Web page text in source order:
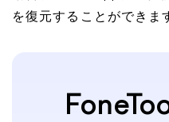
を復元することができま